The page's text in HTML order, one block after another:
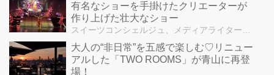
有名なショーを手掛けたクリエーターが
作り上げた壮大なショー
大人の“非日常”を五感で楽しむ♡リニュー
アルした「TWO ROOMS」が青山に再登
場！